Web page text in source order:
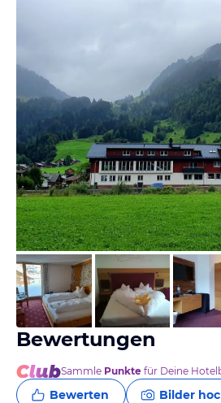
von Jo, August 2021
Bewertungen
Sammle Punkte für Deine
Bewerten Bilder